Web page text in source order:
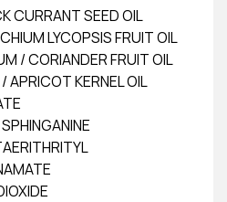
CURRANT SEED OIL
LYCOPSIS FRUIT OIL
/ CORIANDER FRUIT OIL
APRICOT KERNEL OIL